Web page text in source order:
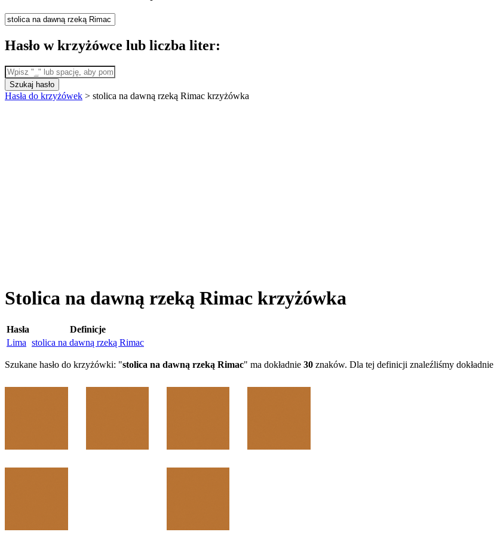
Hasło w krzyżówce lub liczba liter:
Szukaj hasło
Hasła do krzyżówek > stolica na dawną rzeką Rimac krzyżówka
Stolica na dawną rzeką Rimac krzyżówka
Hasła
Definicje
Lima stolica na dawną rzeką Rimac
Szukane hasło do krzyżówki: "stolica na dawną rzeką Rimac" ma dokładnie 30 znaków. Dla tej definicji znaleźliśmy dokładnie